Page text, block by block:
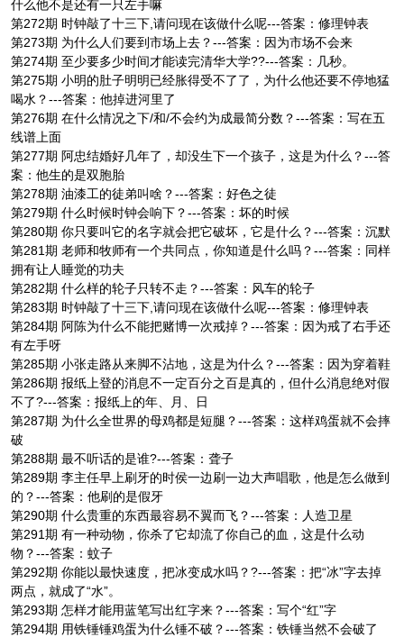
什么他不是还有一只左手嘛
第272期 时钟敲了十三下,请问现在该做什么呢---答案：修理钟表
第273期 为什么人们要到市场上去？---答案：因为市场不会来
第274期 至少要多少时间才能读完清华大学??---答案：几秒。
第275期 小明的肚子明明已经胀得受不了了，为什么他还要不停地猛
喝水？---答案：他掉进河里了
第276期 在什么情况之下/和/不会约为成最简分数？---答案：写在五
线谱上面
第277期 阿忠结婚好几年了，却没生下一个孩子，这是为什么？---答
案：他生的是双胞胎
第278期 油漆工的徒弟叫啥？---答案：好色之徒
第279期 什么时候时钟会响下？---答案：坏的时候
第280期 你只要叫它的名字就会把它破坏，它是什么？---答案：沉默
第281期 老师和牧师有一个共同点，你知道是什么吗？---答案：同样
拥有让人睡觉的功夫
第282期 什么样的轮子只转不走？---答案：风车的轮子
第283期 时钟敲了十三下,请问现在该做什么呢---答案：修理钟表
第284期 阿陈为什么不能把赌博一次戒掉？---答案：因为戒了右手还
有左手呀
第285期 小张走路从来脚不沾地，这是为什么？---答案：因为穿着鞋
第286期 报纸上登的消息不一定百分之百是真的，但什么消息绝对假
不了?---答案：报纸上的年、月、日
第287期 为什么全世界的母鸡都是短腿？---答案：这样鸡蛋就不会摔
破
第288期 最不听话的是谁?---答案：聋子
第289期 李主任早上刷牙的时侯一边刷一边大声唱歌，他是怎么做到
的？---答案：他刷的是假牙
第290期 什么贵重的东西最容易不翼而飞？---答案：人造卫星
第291期 有一种动物，你杀了它却流了你自己的血，这是什么动
物？---答案：蚊子
第292期 你能以最快速度，把冰变成水吗？?---答案：把“冰”字去掉
两点，就成了“水”。
第293期 怎样才能用蓝笔写出红字来？---答案：写个“红”字
第294期 用铁锤锤鸡蛋为什么锤不破？---答案：铁锤当然不会破了